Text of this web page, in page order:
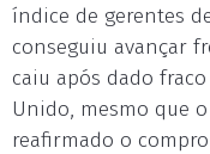
índice de gerentes
conseguiu avançar
caiu após dado
Unido, mesmo que
reafirmado o